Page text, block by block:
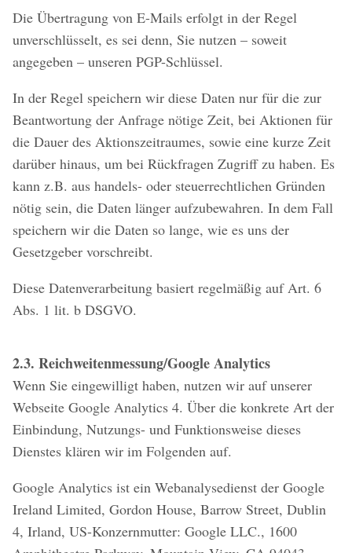
Die Übertragung von E-Mails erfolgt in der Regel
unverschlüsselt, es sei denn, Sie nutzen – soweit
angegeben – unseren PGP-Schlüssel.
In der Regel speichern wir diese Daten nur für die zur
Beantwortung der Anfrage nötige Zeit, bei Aktionen für
die Dauer des Aktionszeitraumes, sowie eine kurze Zeit
darüber hinaus, um bei Rückfragen Zugriff zu haben. Es
kann z.B. aus handels- oder steuerrechtlichen Gründen
nötig sein, die Daten länger aufzubewahren. In dem Fall
speichern wir die Daten so lange, wie es uns der
Gesetzgeber vorschreibt.
Diese Datenverarbeitung basiert regelmäßig auf Art. 6
Abs. 1 lit. b DSGVO.
2.3. Reichweitenmessung/Google Analytics
Wenn Sie eingewilligt haben, nutzen wir auf unserer
Webseite Google Analytics 4. Über die konkrete Art der
Einbindung, Nutzungs- und Funktionsweise dieses
Dienstes klären wir im Folgenden auf.
Google Analytics ist ein Webanalysedienst der Google
Ireland Limited, Gordon House, Barrow Street, Dublin
4, Irland, US-Konzernmutter: Google LLC., 1600